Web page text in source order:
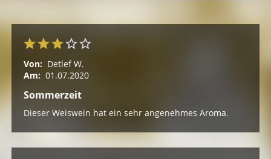
Von: Detlef W.
Am: 01.07.2020
Sommerzeit
Dieser Weiswein hat ein sehr angenehmes Aroma.